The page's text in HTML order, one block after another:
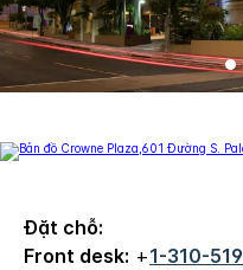
Đặt chỗ:
Front desk: +1-310-519